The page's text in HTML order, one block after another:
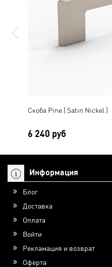
Скоба Pine ( Satin Nickel )
6 240 руб
Информация
Блог
Доставка
Оплата
Войти
Рекламация и возврат
Оферта